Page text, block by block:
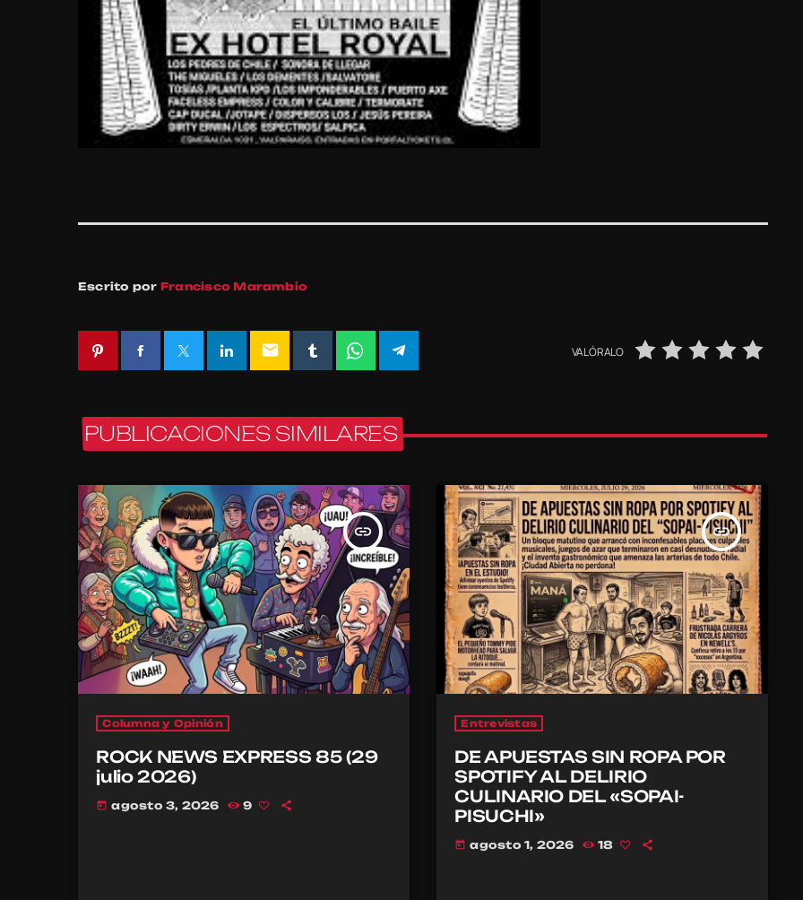
Escrito por Francisco Marambio
email VALÓRALO
PUBLICACIONES SIMILARES
insert_link
Columna y Opinión
ROCK NEWS EXPRESS 85 (29
julio 2026)
today agosto 3, 2026 9
insert_link
Entrevistas
DE APUESTAS SIN ROPA POR
SPOTIFY AL DELIRIO
CULINARIO DEL «SOPAI-
PISUCHI»
today agosto 1, 2026 18